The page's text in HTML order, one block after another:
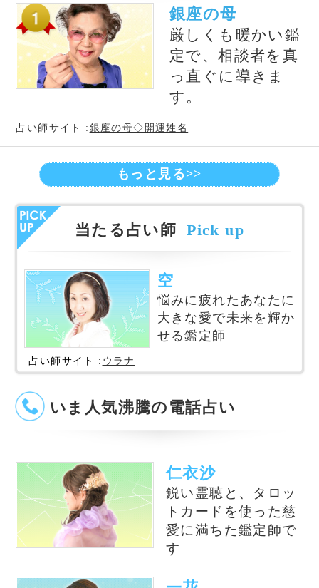
オススメ占いサイト
【電話占い】電話とメール
鑑定のウラナ
占い一筋20年の実績と信
頼！電話占いシェリール
電話占いWish
星ひとみ◆運命が変わる究
極の天星術
占いの泉とは？